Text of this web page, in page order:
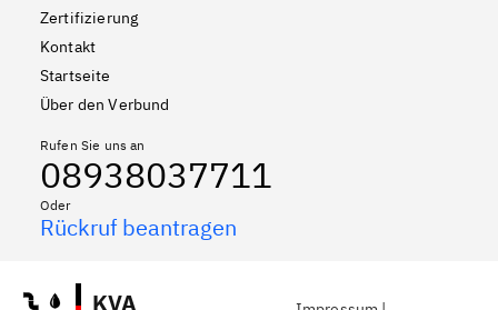
Zertifizierung
Kontakt
Startseite
Über den Verbund
Rufen Sie uns an
08938037711
Oder
Rückruf beantragen
KVA